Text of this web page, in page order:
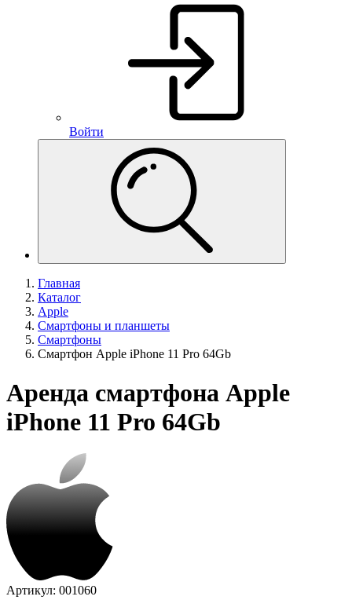
Войти
Главная
Каталог
Apple
Смартфоны и планшеты
Смартфоны
Смартфон Apple iPhone 11 Pro 64Gb
Аренда смартфона Apple
iPhone 11 Pro 64Gb
Артикул: 001060